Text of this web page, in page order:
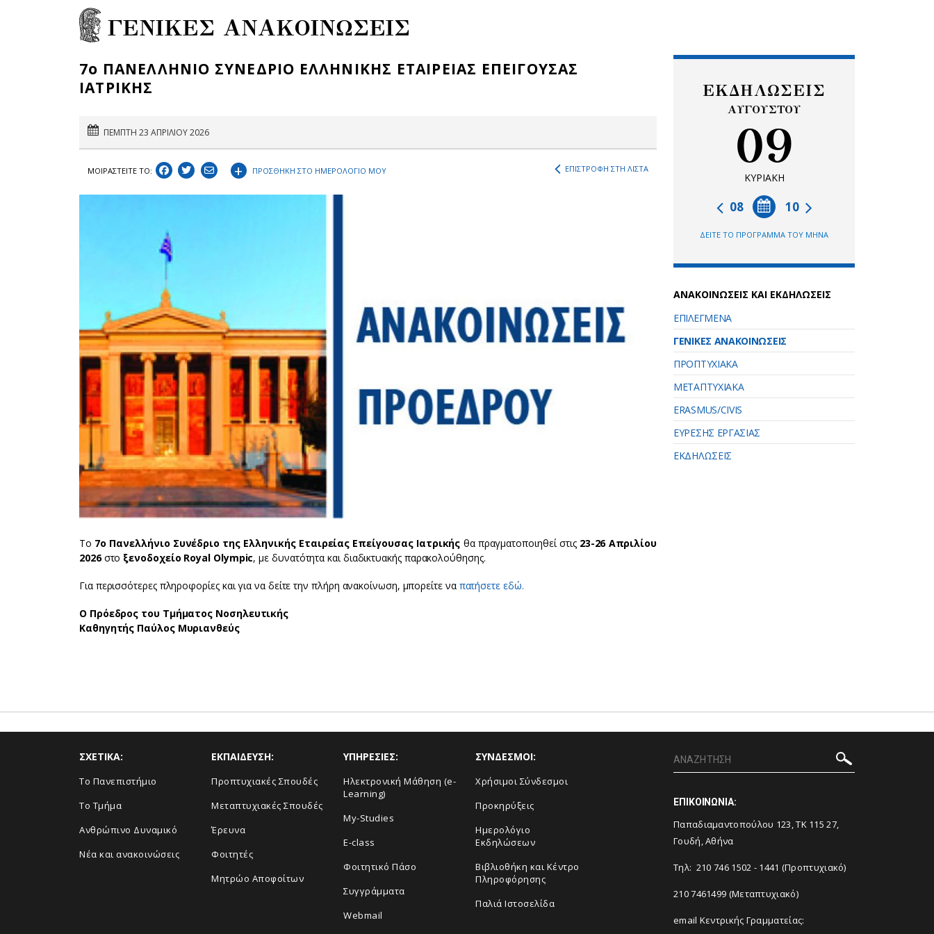
ΓΕΝΙΚΕΣ ΑΝΑΚΟΙΝΩΣΕΙΣ
7ο ΠΑΝΕΛΛΗΝΙΟ ΣΥΝΕΔΡΙΟ ΕΛΛΗΝΙΚΗΣ ΕΤΑΙΡΕΙΑΣ ΕΠΕΙΓΟΥΣΑΣ
ΙΑΤΡΙΚΗΣ
ΠΕΜΠΤΗ 23 ΑΠΡΙΛΙΟΥ 2026
ΜΟΙΡΑΣΤEIΤΕ ΤΟ: + ΠΡΟΣΘΗΚΗ ΣΤΟ ΗΜΕΡΟΛΟΓΙΟ ΜΟΥ ΕΠΙΣΤΡΟΦΗ ΣΤΗ ΛΙΣΤΑ
Το 7ο Πανελλήνιο Συνέδριο της Ελληνικής Εταιρείας Επείγουσας Ιατρικής θα πραγματοποιηθεί στις 23-26 Απριλίου
2026στο ξενοδοχείο Royal Olympic, με δυνατότητα και διαδικτυακής παρακολούθησης.
Για περισσότερες πληροφορίες και για να δείτε την πλήρη ανακοίνωση, μπορείτε να πατήσετε εδώ.
Ο Πρόεδρος του Τμήματος Νοσηλευτικής
Καθηγητής Παύλος Μυριανθεύς
ΕΚΔΗΛΩΣΕΙΣ
ΑΥΓΟΥΣΤΟΥ
09
ΚΥΡΙΑΚΗ
10
08
ΔΕΙΤΕ ΤΟ ΠΡΟΓΡΑΜΜΑ ΤΟΥ ΜΗΝΑ
ΑΝΑΚΟΙΝΩΣΕΙΣ ΚΑΙ ΕΚΔΗΛΩΣΕΙΣ
ΕΠΙΛΕΓΜΕΝΑ
ΓΕΝΙΚΕΣ ΑΝΑΚΟΙΝΩΣΕΙΣ
ΠΡΟΠΤΥΧΙΑΚΑ
ΜΕΤΑΠΤΥΧΙΑΚΑ
ERASMUS/CIVIS
ΕΥΡΕΣΗΣ ΕΡΓΑΣΙΑΣ
ΕΚΔΗΛΩΣΕΙΣ
ΣΧΕΤΙΚΑ:
Το Πανεπιστήμιο
Το Τμήμα
Ανθρώπινο Δυναμικό
Νέα και ανακοινώσεις
ΕΚΠΑΙΔΕΥΣΗ:
Προπτυχιακές Σπουδές
Μεταπτυχιακές Σπουδές
Έρευνα
Φοιτητές
Μητρώο Αποφοίτων
ΥΠΗΡΕΣΙΕΣ:
Ηλεκτρονική Μάθηση (e-
Learning)
My-Studies
E-class
Φοιτητικό Πάσο
Συγγράμματα
Webmail
ΣΥΝΔΕΣΜΟΙ:
Χρήσιμοι Σύνδεσμοι
Προκηρύξεις
Ημερολόγιο
Εκδηλώσεων
Βιβλιοθήκη και Κέντρο
Πληροφόρησης
Παλιά Ιστοσελίδα
ΕΠΙΚΟΙΝΩΝΙΑ:
Παπαδιαμαντοπούλου 123, ΤΚ 115 27,
Γουδή, Αθήνα
Τηλ: 210 746 1502 - 1441 (Προπτυχιακό)
210 7461499 (Μεταπτυχιακό)
email Κεντρικής Γραμματείας: